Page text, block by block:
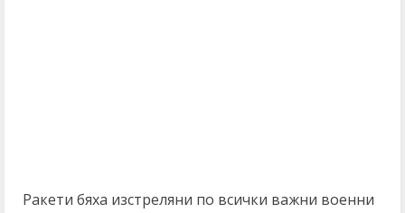
Ракети бяха изстреляни по всички важни военни